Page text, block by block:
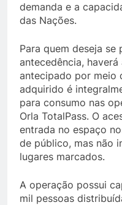
demanda e a
das Nações.
Para quem deseja se
antecedência,
antecipado por meio
adquirido é
para consumo nas
Orla TotalPass. O
entrada no espaço
de público, mas não
lugares marcados.
A operação possui
mil pessoas